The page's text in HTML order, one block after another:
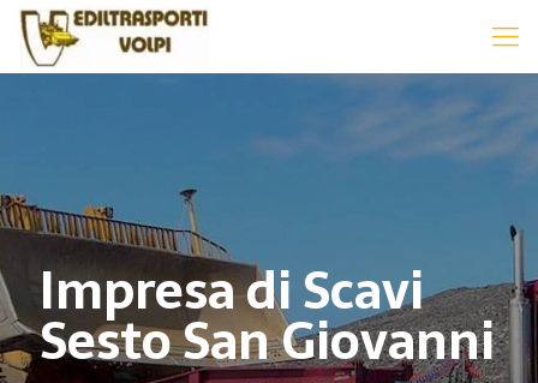
Impresa di Scavi
Sesto San Giovanni